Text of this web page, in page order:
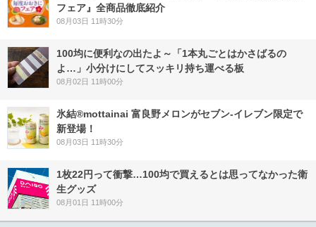
フェア』全商品徹底紹介
08月03日 11時30分
100均に便利なの出たよ～「1本丸ごとはかさばるの
よ…」小分けにしてスッキリ持ち運べる板
08月02日 11時00分
氷結®mottainai 富良野メロンがセブン‐イレブン限定で
新登場！
08月03日 11時30分
1枚22円って衝撃…100均で買えるとは思ってなかった衛
生グッズ
08月01日 11時00分